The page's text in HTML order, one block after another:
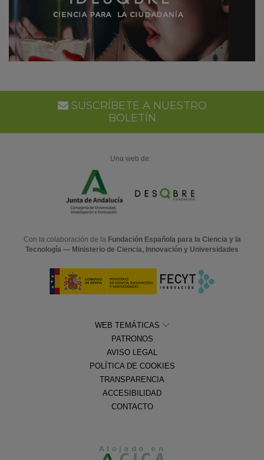
SUSCRÍBETE A NUESTRO
BOLETÍN
Una web de:
Con la colaboración de la Fundación Española para la Ciencia y la
Tecnología — Ministerio de Ciencia, Innovación y Universidades
WEB TEMÁTICAS
PATRONOS
AVISO LEGAL
POLÍTICA DE COOKIES
TRANSPARENCIA
ACCESIBILIDAD
CONTACTO